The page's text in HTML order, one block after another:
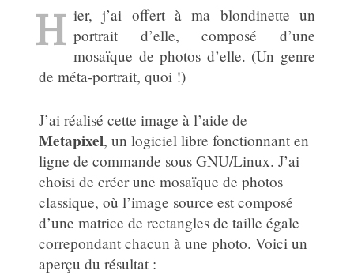
H ier, j’ai offert à ma blondinette un
portrait d’elle, composé d’une
mosaïque de photos d’elle. (Un genre
de méta-portrait, quoi !)
J’ai réalisé cette image à l’aide de
Metapixel, un logiciel libre fonctionnant en
ligne de commande sous GNU/Linux. J’ai
choisi de créer une mosaïque de photos
classique, où l’image source est composé
d’une matrice de rectangles de taille égale
correpondant chacun à une photo. Voici un
aperçu du résultat :